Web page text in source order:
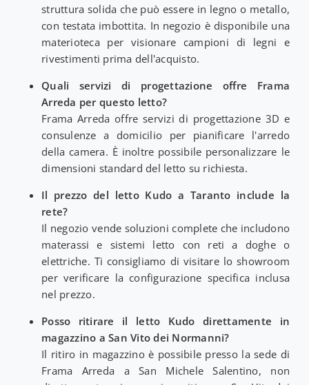
struttura solida che può essere in legno o metallo,
con testata imbottita. In negozio è disponibile una
materioteca per visionare campioni di legni e
rivestimenti prima dell'acquisto.
Quali servizi di progettazione offre Frama
Arreda per questo letto?
Frama Arreda offre servizi di progettazione 3D e
consulenze a domicilio per pianificare l'arredo
della camera. È inoltre possibile personalizzare le
dimensioni standard del letto su richiesta.
Il prezzo del letto Kudo a Taranto include la
rete?
Il negozio vende soluzioni complete che includono
materassi e sistemi letto con reti a doghe o
elettriche. Ti consigliamo di visitare lo showroom
per verificare la configurazione specifica inclusa
nel prezzo.
Posso ritirare il letto Kudo direttamente in
magazzino a San Vito dei Normanni?
Il ritiro in magazzino è possibile presso la sede di
Frama Arreda a San Michele Salentino, non